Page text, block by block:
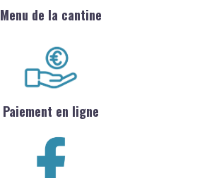
Menu de la cantine
Paiement en ligne